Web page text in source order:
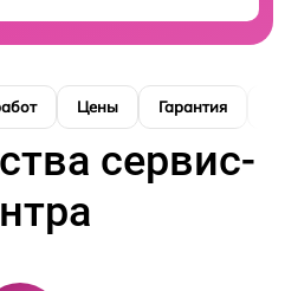
Цены Гарантия
сервис-